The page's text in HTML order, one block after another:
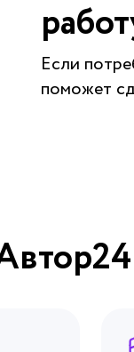
Если
поможет